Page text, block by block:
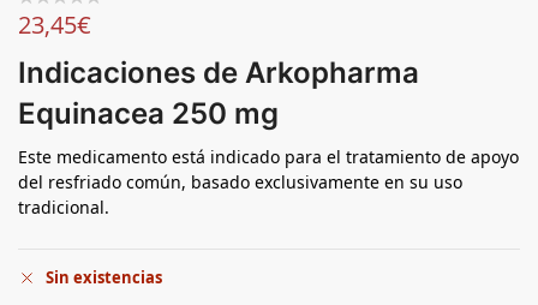
23,45€
Indicaciones de Arkopharma
Equinacea 250 mg
Este medicamento está indicado para el tratamiento de apoyo
del resfriado común, basado exclusivamente en su uso
tradicional.
Sin existencias